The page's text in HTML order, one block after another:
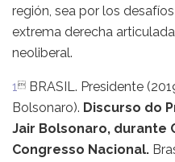
región, sea por los
extrema derecha
neoliberal.
1 BRASIL. Presidente
Bolsonaro). Discurso do
Jair Bolsonaro, durante
Congresso Nacional.